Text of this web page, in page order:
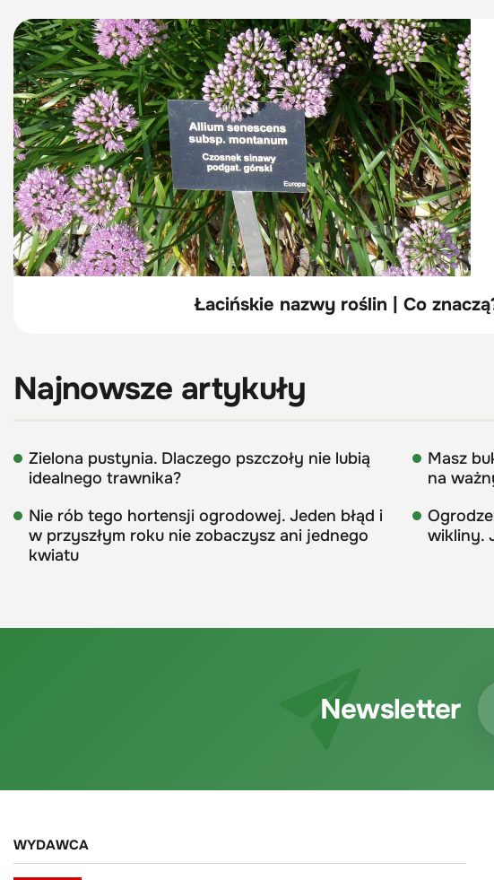
Łacińskie nazwy roślin | Co
Najnowsze artykuły
Zielona pustynia. Dlaczego pszczoły nie lubią
idealnego trawnika?
Masz
na
Nie rób tego hortensji ogrodowej. Jeden błąd i
w przyszłym roku nie zobaczysz ani jednego
kwiatu
wikliny.
Newsletter
WYDAWCA